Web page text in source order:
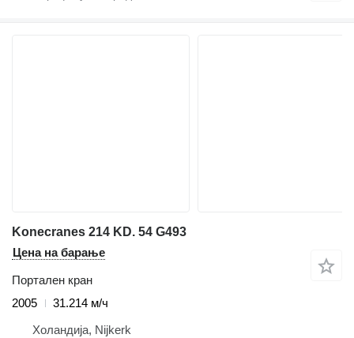
Konecranes 214 KD. 54 G493
Цена на барање
Портален кран
2005
31.214 м/ч
Холандија, Nijkerk